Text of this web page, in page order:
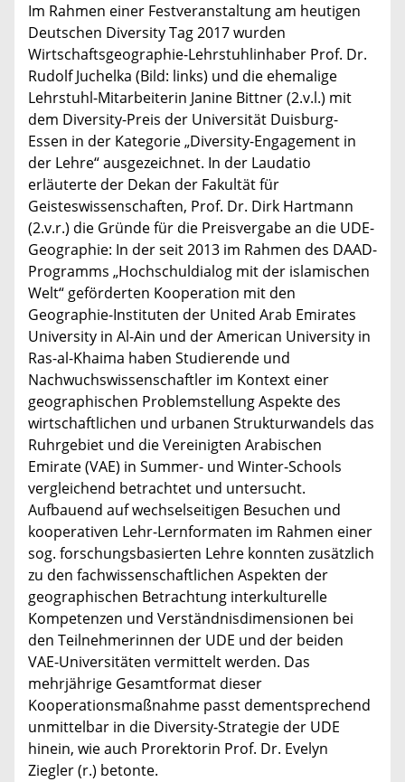
Im Rahmen einer Festveranstaltung am heutigen
Deutschen Diversity Tag 2017 wurden
Wirtschaftsgeographie-Lehrstuhlinhaber Prof. Dr.
Rudolf Juchelka (Bild: links) und die ehemalige
Lehrstuhl-Mitarbeiterin Janine Bittner (2.v.l.) mit
dem Diversity-Preis der Universität Duisburg-
Essen in der Kategorie „Diversity-Engagement in
der Lehre“ ausgezeichnet. In der Laudatio
erläuterte der Dekan der Fakultät für
Geisteswissenschaften, Prof. Dr. Dirk Hartmann
(2.v.r.) die Gründe für die Preisvergabe an die UDE-
Geographie: In der seit 2013 im Rahmen des DAAD-
Programms „Hochschuldialog mit der islamischen
Welt“ geförderten Kooperation mit den
Geographie-Instituten der United Arab Emirates
University in Al-Ain und der American University in
Ras-al-Khaima haben Studierende und
Nachwuchswissenschaftler im Kontext einer
geographischen Problemstellung Aspekte des
wirtschaftlichen und urbanen Strukturwandels das
Ruhrgebiet und die Vereinigten Arabischen
Emirate (VAE) in Summer- und Winter-Schools
vergleichend betrachtet und untersucht.
Aufbauend auf wechselseitigen Besuchen und
kooperativen Lehr-Lernformaten im Rahmen einer
sog. forschungsbasierten Lehre konnten zusätzlich
zu den fachwissenschaftlichen Aspekten der
geographischen Betrachtung interkulturelle
Kompetenzen und Verständnisdimensionen bei
den Teilnehmerinnen der UDE und der beiden
VAE-Universitäten vermittelt werden. Das
mehrjährige Gesamtformat dieser
Kooperationsmaßnahme passt dementsprechend
unmittelbar in die Diversity-Strategie der UDE
hinein, wie auch Prorektorin Prof. Dr. Evelyn
Ziegler (r.) betonte.